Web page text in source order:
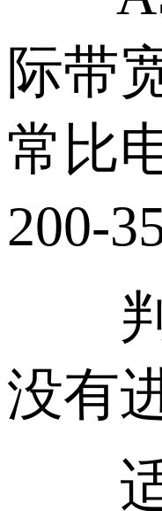
际带
常比
200-
判
没有
适